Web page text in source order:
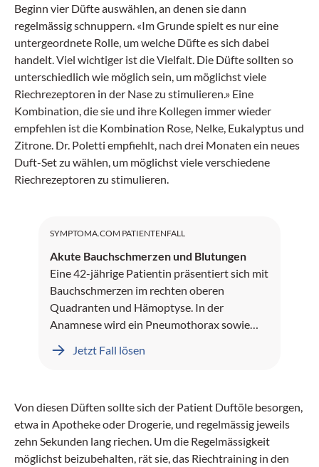
Beginn vier Düfte auswählen, an denen sie dann
regelmässig schnuppern. «Im Grunde spielt es nur eine
untergeordnete Rolle, um welche Düfte es sich dabei
handelt. Viel wichtiger ist die Vielfalt. Die Düfte sollten so
unterschiedlich wie möglich sein, um möglichst viele
Riechrezeptoren in der Nase zu stimulieren.» Eine
Kombination, die sie und ihre Kollegen immer wieder
empfehlen ist die Kombination Rose, Nelke, Eukalyptus und
Zitrone. Dr. Poletti empfiehlt, nach drei Monaten ein neues
Duft-Set zu wählen, um möglichst viele verschiedene
Riechrezeptoren zu stimulieren.
SYMPTOMA.COM PATIENTENFALL
Akute Bauchschmerzen und Blutungen
Eine 42-jährige Patientin präsentiert sich mit
Bauchschmerzen im rechten oberen
Quadranten und Hämoptyse. In der
Anamnese wird ein Pneumothorax sowie
Jetzt Fall lösen
Von diesen Düften sollte sich der Patient Duftöle besorgen,
etwa in Apotheke oder Drogerie, und regelmässig jeweils
zehn Sekunden lang riechen. Um die Regelmässigkeit
möglichst beizubehalten, rät sie, das Riechtraining in den